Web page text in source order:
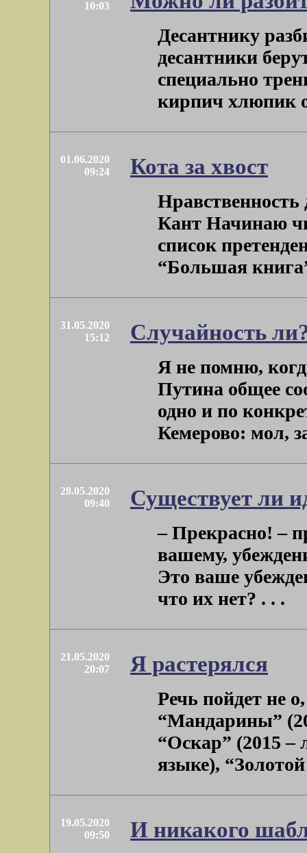
10:03
Десантнику
десантники
специально
кирпич хлюпик
01.06.2020
09:24
Кота за хвост
Кант Начинаю
список
“Большая
31.05.2020
15:12
Случайность
Я не помню,
Путина общее
одно и по
Кемерово: мол,
28.05.2020
09:40
Существует ли
– Прекрасно! –
вашему,
Это ваше
что их нет? . . .
21.05.2020
20:07
Я растерялся
Речь пойдет не
“Мандарины”
“Оскар” (2015
языке),
19.05.2020
09:50
И никакого